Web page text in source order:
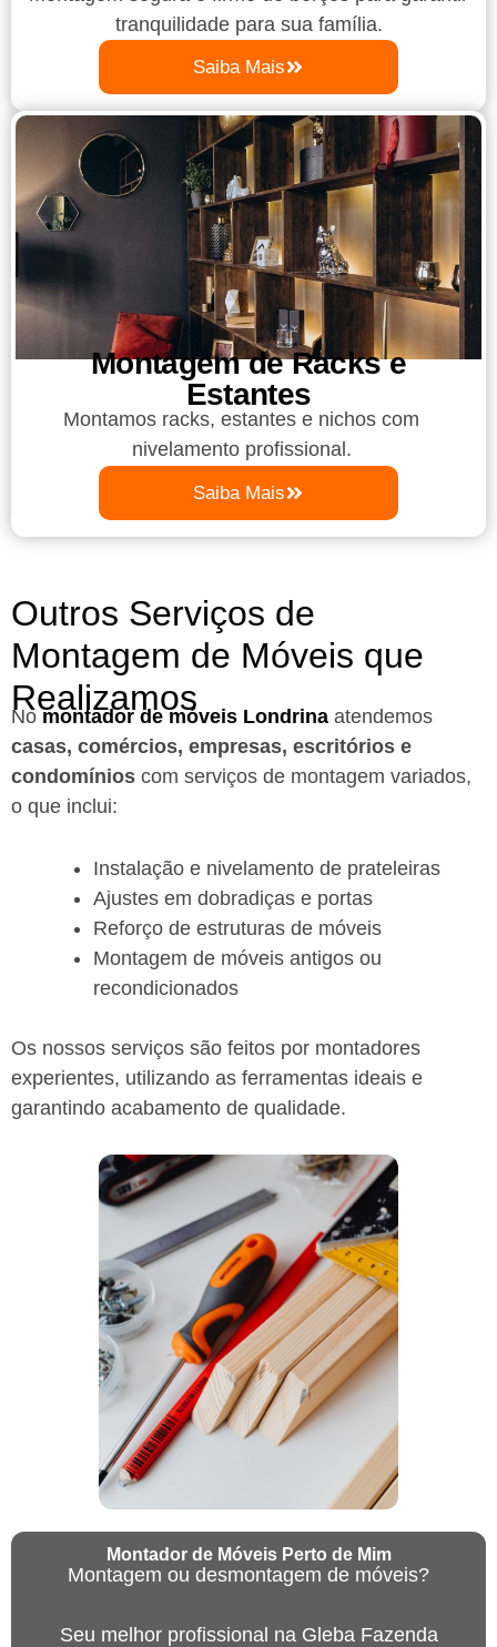
tranquilidade para sua família.
Saiba Mais
Montagem de Racks e
Estantes
Montamos racks, estantes e nichos com
nivelamento profissional.
Saiba Mais
Outros Serviços de
Montagem de Móveis que
Realizamos
No montador de móveis Londrina atendemos
casas, comércios, empresas, escritórios e
condomínios com serviços de montagem variados,
o que inclui:
Instalação e nivelamento de prateleiras
Ajustes em dobradiças e portas
Reforço de estruturas de móveis
Montagem de móveis antigos ou
recondicionados
Os nossos serviços são feitos por montadores
experientes, utilizando as ferramentas ideais e
garantindo acabamento de qualidade.
Montador de Móveis Perto de Mim
Montagem ou desmontagem de móveis?
Seu melhor profissional na Gleba Fazenda